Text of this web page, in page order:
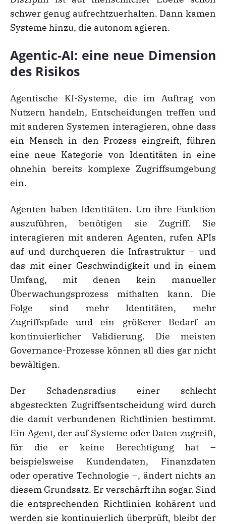
schwer genug aufrechtzuerhalten. Dann kamen
Systeme hinzu, die autonom agieren.
Agentic-AI: eine neue Dimension
des Risikos
Agentische KI-Systeme, die im Auftrag von
Nutzern handeln, Entscheidungen treffen und
mit anderen Systemen interagieren, ohne dass
ein Mensch in den Prozess eingreift, führen
eine neue Kategorie von Identitäten in eine
ohnehin bereits komplexe Zugriffsumgebung
ein.
Agenten haben Identitäten. Um ihre Funktion
auszuführen, benötigen sie Zugriff. Sie
interagieren mit anderen Agenten, rufen APIs
auf und durchqueren die Infrastruktur – und
das mit einer Geschwindigkeit und in einem
Umfang, mit denen kein manueller
Überwachungsprozess mithalten kann. Die
Folge sind mehr Identitäten, mehr
Zugriffspfade und ein größerer Bedarf an
kontinuierlicher Validierung. Die meisten
Governance-Prozesse können all dies gar nicht
bewältigen.
Der Schadensradius einer schlecht
abgesteckten Zugriffsentscheidung wird durch
die damit verbundenen Richtlinien bestimmt.
Ein Agent, der auf Systeme oder Daten zugreift,
für die er keine Berechtigung hat –
beispielsweise Kundendaten, Finanzdaten
oder operative Technologie –, ändert nichts an
diesem Grundsatz. Er verschärft ihn sogar. Sind
die entsprechenden Richtlinien kohärent und
werden sie kontinuierlich überprüft, bleibt der